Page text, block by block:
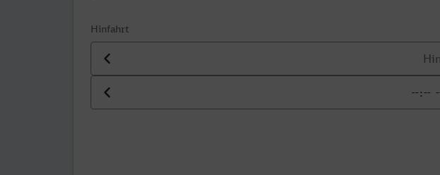
Hinfahrt
Datum der Hinfahrt
Uhrzeit der Hinfahrt